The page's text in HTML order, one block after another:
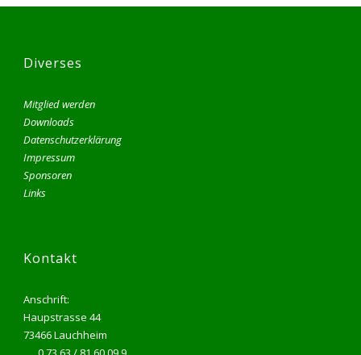
Diverses
Mitglied werden
Downloads
Datenschutzerklärung
Impressum
Sponsoren
Links
Kontakt
Anschrift:
Haupstrasse 44
73466 Lauchheim